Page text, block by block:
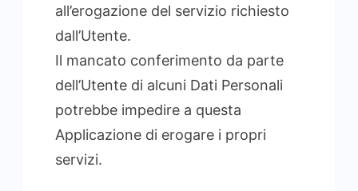
all’erogazione del servizio richiesto
dall’Utente.
Il mancato conferimento da parte
dell’Utente di alcuni Dati Personali
potrebbe impedire a questa
Applicazione di erogare i propri
servizi.